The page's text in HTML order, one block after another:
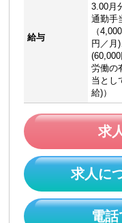
給与
3.00月
通勤手
（
円／月
労働の
当とし
給)）
求
求人に
電